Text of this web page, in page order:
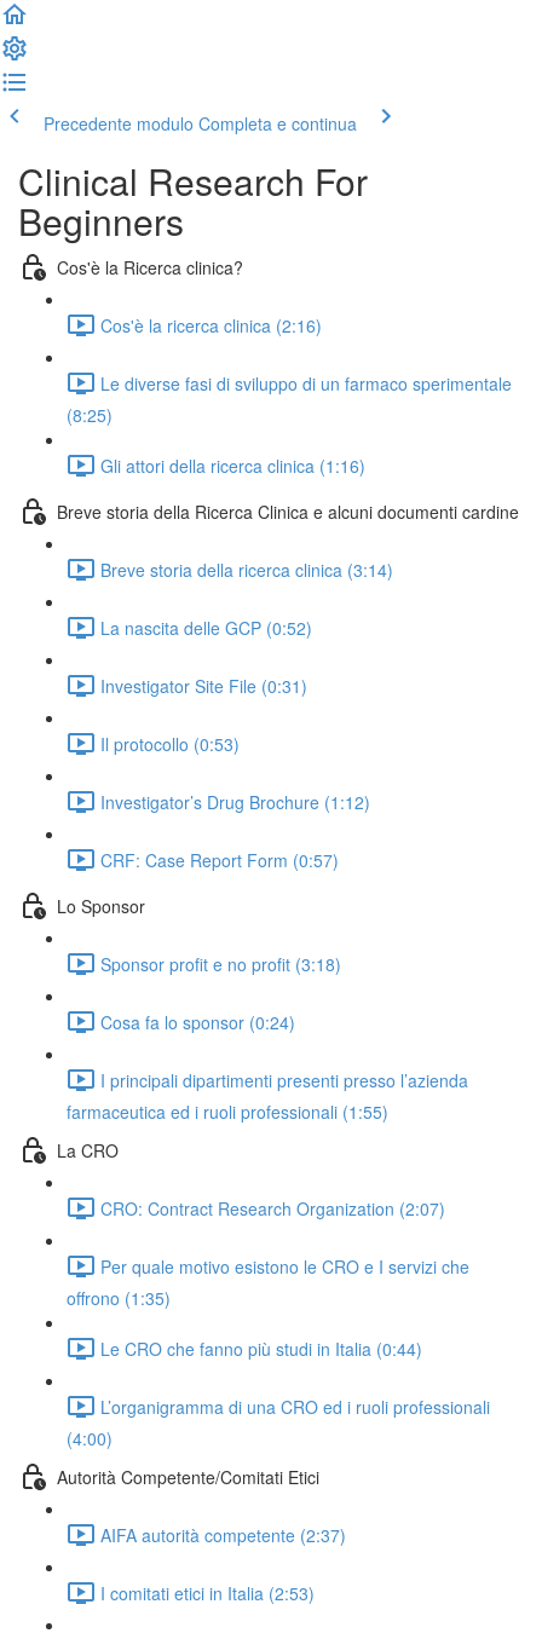
Precedente modulo Completa e continua
Clinical Research For
Beginners
Cos'è la Ricerca clinica?
Cos'è la ricerca clinica (2:16)
Le diverse fasi di sviluppo di un farmaco sperimentale
(8:25)
Gli attori della ricerca clinica (1:16)
Breve storia della Ricerca Clinica e alcuni documenti cardine
Breve storia della ricerca clinica (3:14)
La nascita delle GCP (0:52)
Investigator Site File (0:31)
Il protocollo (0:53)
Investigator’s Drug Brochure (1:12)
CRF: Case Report Form (0:57)
Lo Sponsor
Sponsor profit e no profit (3:18)
Cosa fa lo sponsor (0:24)
I principali dipartimenti presenti presso l’azienda
farmaceutica ed i ruoli professionali (1:55)
La CRO
CRO: Contract Research Organization (2:07)
Per quale motivo esistono le CRO e I servizi che
offrono (1:35)
Le CRO che fanno più studi in Italia (0:44)
L’organigramma di una CRO ed i ruoli professionali
(4:00)
Autorità Competente/Comitati Etici
AIFA autorità competente (2:37)
I comitati etici in Italia (2:53)